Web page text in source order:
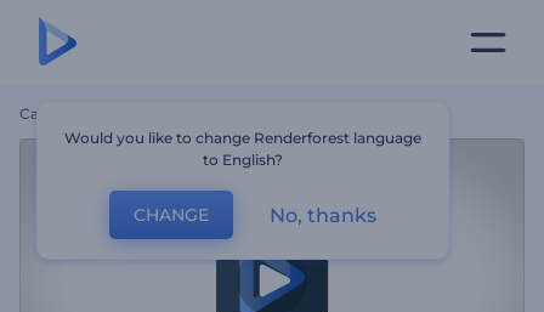
Casa
Would you like to change Renderforest language
to English?
CHANGE No, thanks